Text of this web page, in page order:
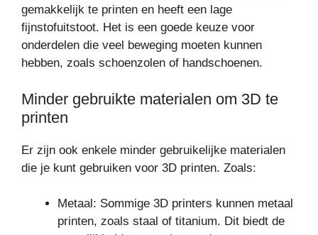
gemakkelijk te printen en heeft een lage
fijnstofuitstoot. Het is een goede keuze voor
onderdelen die veel beweging moeten kunnen
hebben, zoals schoenzolen of handschoenen.
Minder gebruikte materialen om 3D te
printen
Er zijn ook enkele minder gebruikelijke materialen
die je kunt gebruiken voor 3D printen. Zoals:
Metaal: Sommige 3D printers kunnen metaal
printen, zoals staal of titanium. Dit biedt de